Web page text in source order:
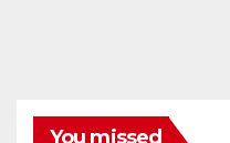
You missed